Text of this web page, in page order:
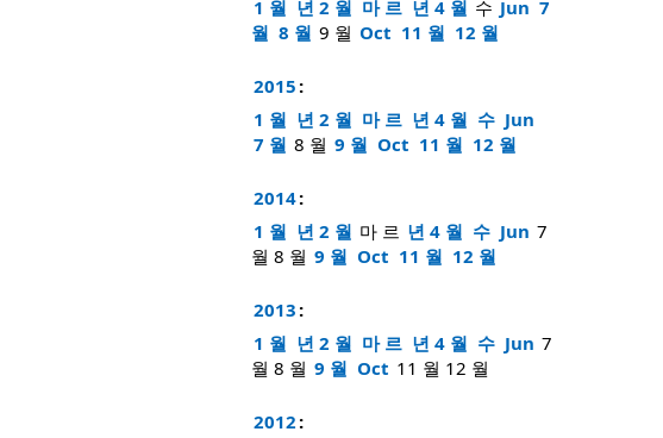
1 월 년 2 월 마 르 년 4 월 수 Jun 7
월 8 월 9 월 Oct 11 월 12 월
2015 :
1 월 년 2 월 마 르 년 4 월 수 Jun
7 월 8 월 9 월 Oct 11 월 12 월
2014:
1 월 년 2 월 마 르 년 4 월 수 Jun 7
월 8 월 9 월 Oct 11 월 12 월
2013 :
1 월 년 2 월 마 르 년 4 월 수 Jun 7
월 8 월 9 월 Oct 11 월 12 월
2012 :